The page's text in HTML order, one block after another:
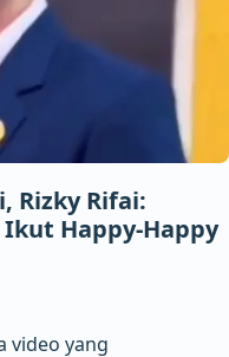
Rizky Rifai:
Ikut Happy-Happy
video yang